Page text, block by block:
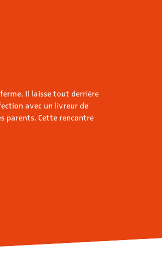
Il laisse tout derrière
avec un livreur de
parents. Cette rencontre